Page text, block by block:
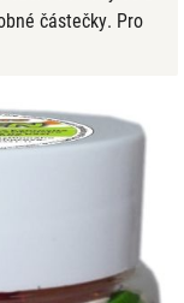
částečky. Pro